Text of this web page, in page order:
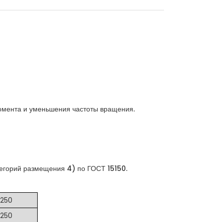
и уменьшения частоты вращения.
размещения 4) по ГОСТ 15150.